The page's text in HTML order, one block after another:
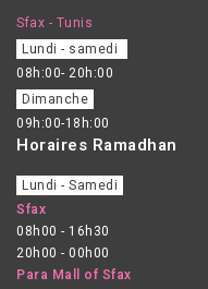
Sfax - Tunis
Lundi - samedi
08h:00- 20h:00
Dimanche
09h:00-18h:00
Horaires Ramadhan
Lundi - Samedi
Sfax
08h00 - 16h30
20h00 - 00h00
Para Mall of Sfax